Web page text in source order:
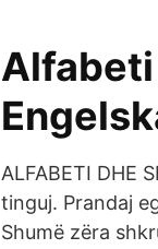
ALFABETI DHE
tinguj. Prandaj
Shumë zëra